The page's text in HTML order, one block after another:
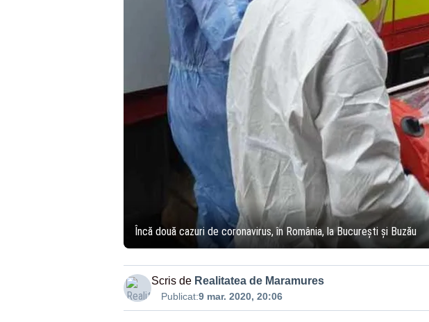
Încă două cazuri de coronavirus, în România, la București și Buzău
Scris de Realitatea de Maramures
Publicat:9 mar. 2020, 20:06